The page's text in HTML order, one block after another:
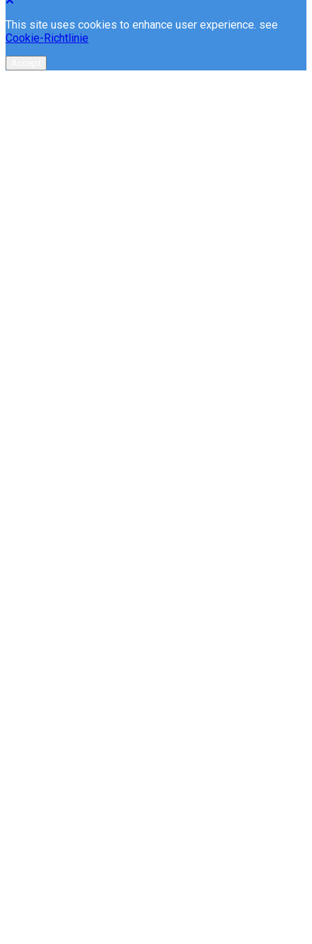
This site uses cookies to enhance user experience. see
Cookie-Richtlinie